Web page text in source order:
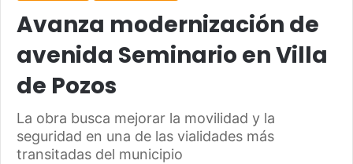
Avanza modernización de
avenida Seminario en Villa
de Pozos
La obra busca mejorar la movilidad y la
seguridad en una de las vialidades más
transitadas del municipio